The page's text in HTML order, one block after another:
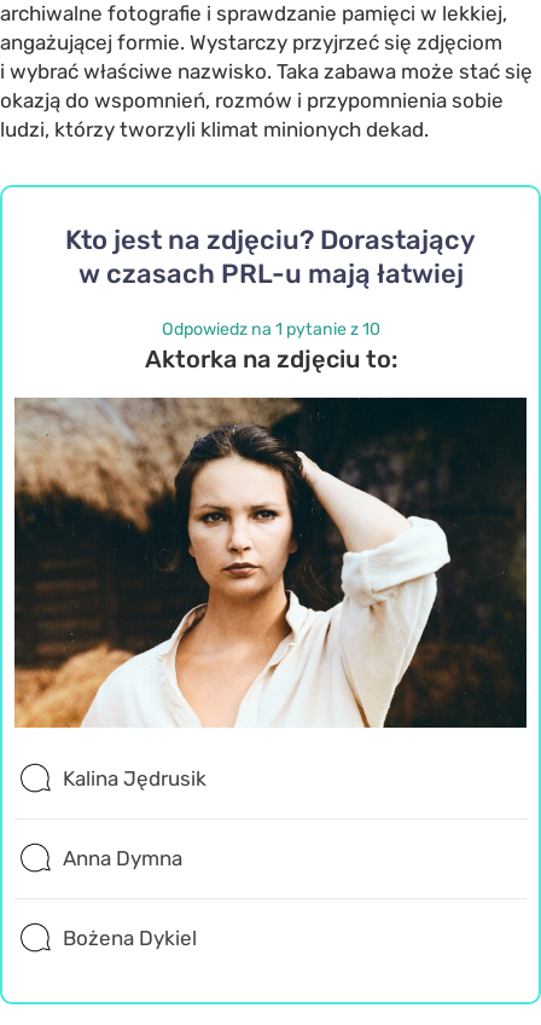
archiwalne fotografie i sprawdzanie pamięci w lekkiej,
angażującej formie. Wystarczy przyjrzeć się zdjęciom
i wybrać właściwe nazwisko. Taka zabawa może stać się
okazją do wspomnień, rozmów i przypomnienia sobie
ludzi, którzy tworzyli klimat minionych dekad.
Kto jest na zdjęciu? Dorastający
w czasach PRL-u mają łatwiej
Odpowiedz na 1 pytanie z 10
Aktorka na zdjęciu to:
Kalina Jędrusik
Anna Dymna
Bożena Dykiel